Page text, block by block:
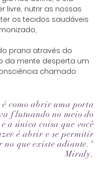
livre, nutrir as nossas
os tecidos saudáveis
prana através do
da mente desperta um
chamado
como abrir uma porta
flutuando no meio do
a única coisa que você
é abrir e se permitir
no que existeadiante."
Miraly.